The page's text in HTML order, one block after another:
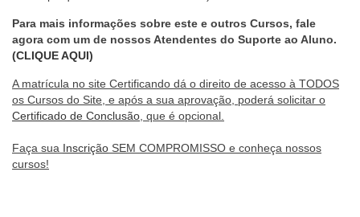
Para mais informações sobre este e outros Cursos, fale
agora com um de nossos Atendentes do Suporte ao Aluno.
(CLIQUE AQUI)
A matrícula no site Certificando dá o direito de acesso à TODOS
os Cursos do Site, e após a sua aprovação, poderá solicitar o
Certificado de Conclusão , que é opcional.
Faça sua Inscrição SEM COMPROMISSO e conheça nossos
cursos!